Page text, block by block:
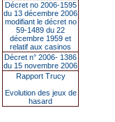
Décret no 2006-1595
du 13 décembre 2006
modifiant le décret no
59-1489 du 22
décembre 1959 et
relatif aux casinos
Décret n° 2006- 1386
du 15 novembre 2006
Rapport Trucy
Evolution des jeux de
hasard